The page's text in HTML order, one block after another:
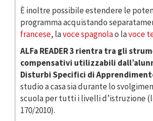
È inoltre possibile estendere le
programma acquistando
francese, lavoce spagnolao lavoce
ALFa READER 3 rientra tra gli
compensativi utilizzabili
Disturbi Specifici di
studio a casa sia durante lo
scuola per tutti i livelli d’istruzione
170/2010).